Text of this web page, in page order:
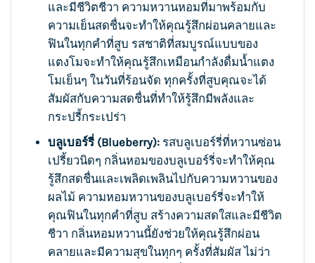
และมีชีวิตชีวา ความหวานหอมที่มาพร้อมกับ
ความเย็นสดชื่นจะทำให้คุณรู้สึกผ่อนคลายและ
ฟินในทุกคำที่สูบ รสชาติที่สมบูรณ์แบบของ
แตงโมจะทำให้คุณรู้สึกเหมือนกำลังดื่มน้ำแตง
โมเย็นๆ ในวันที่ร้อนจัด ทุกครั้งที่สูบคุณจะได้
สัมผัสกับความสดชื่นที่ทำให้รู้สึกมีพลังและ
กระปรี้กระเปร่า
บลูเบอร์รี่ (Blueberry):รสบลูเบอร์รี่ที่หวานซ่อน
เปรี้ยวนิดๆ กลิ่นหอมของบลูเบอร์รี่จะทำให้คุณ
รู้สึกสดชื่นและเพลิดเพลินไปกับความหวานของ
ผลไม้ ความหอมหวานของบลูเบอร์รี่จะทำให้
คุณฟินในทุกคำที่สูบ สร้างความสดใสและมีชีวิต
ชีวา กลิ่นหอมหวานนี้ยังช่วยให้คุณรู้สึกผ่อน
คลายและมีความสุขในทุกๆ ครั้งที่สัมผัส ไม่ว่า